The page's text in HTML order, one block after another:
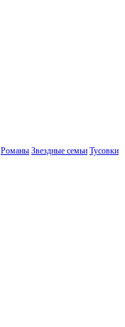
Романы Звездные семьи Тусовки